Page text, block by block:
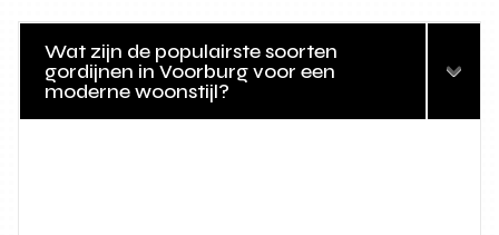
Wat zijn de populairste soorten
gordijnen in Voorburg voor een
moderne woonstijl?